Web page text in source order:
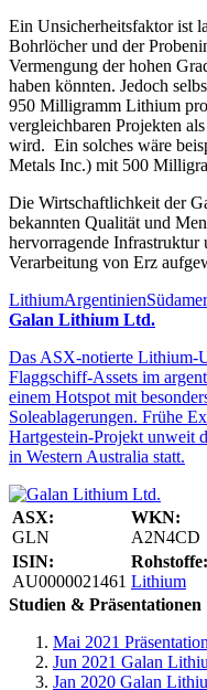
Ein Unsicherheitsfaktor ist
Bohrlöcher und der
Vermengung der hohen
haben könnten. Jedoch
950 Milligramm Lithium
vergleichbaren Projekten
wird. Ein solches wäre
Metals Inc.) mit 500
Die Wirtschaftlichkeit der
bekannten Qualität und
hervorragende
Verarbeitung von Erz
LithiumArgentinien
Galan Lithium Ltd.
Das ASX-notierte Lithium-
Flaggschiff-Assets im
einem Hotspot mit
Soleablagerungen. Frühe
Hartgestein-Projekt unweit
in Western Australia statt.
ASX:
GLN
WKN:
A2N4CD
ISIN:
AU0000021461
Rohstoffe:
Lithium
Studien & Präsentationen
Mai 2021
Jun 2021 Galan
Jan 2020 Galan